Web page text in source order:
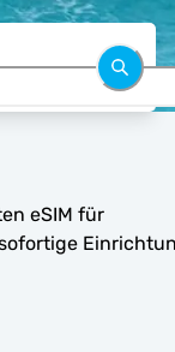
eSIM für